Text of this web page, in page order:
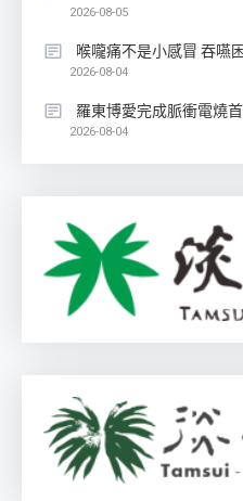
2026-08-05
喉嚨痛不是小感冒 吞嚥
2026-08-04
羅東博愛完成脈衝電燒
2026-08-04